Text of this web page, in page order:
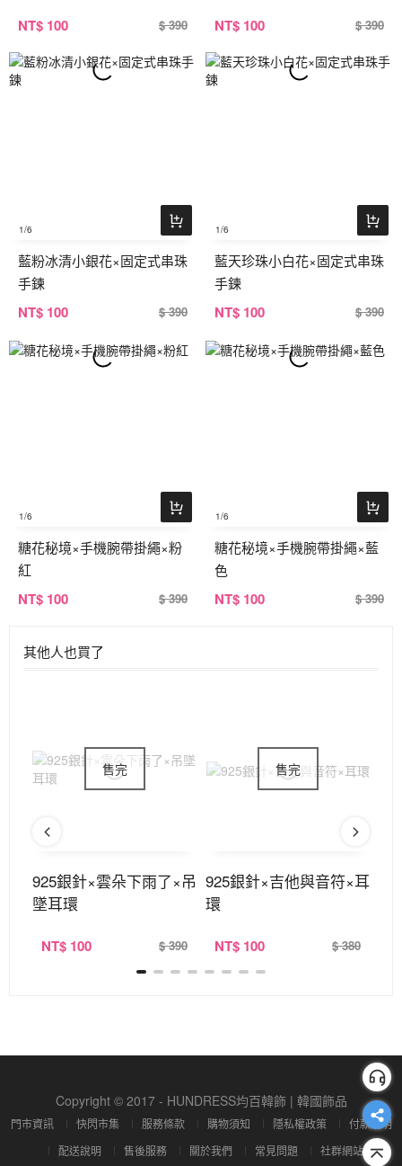
NT$ 100 $ 390 NT$ 100 $ 390
1/6
藍粉冰清小銀花×固定式串珠
手鍊
NT$ 100 $ 390
1/6
藍天珍珠小白花×固定式串珠
手鍊
NT$ 100 $ 390
1/6
糖花秘境×手機腕帶掛繩×粉
紅
NT$ 100 $ 390
1/6
糖花秘境×手機腕帶掛繩×藍
色
NT$ 100 $ 390
其他人也買了
925銀針×雲朵下雨了×吊
墜耳環
NT$ 100 $ 390
925銀針×吉他與音符×耳
環
NT$ 100 $ 380
Copyright © 2017 - HUNDRESS均百韓飾 | 韓國飾品
門市資訊 快閃市集 服務條款 購物須知 隱私權政策
付款說明
配送說明
售後服務 關於我們 常見問題 社群網站